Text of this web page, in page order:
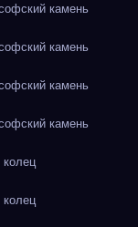
камень
камень
камень
камень